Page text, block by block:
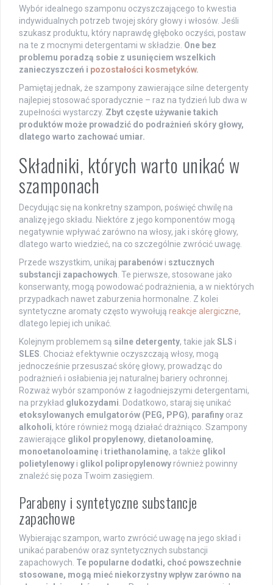
Wybór idealnego szamponu oczyszczającego to kwestia
indywidualnych potrzeb twojej skóry głowy i włosów. Jeśli
szukasz produktu, który naprawdę głęboko oczyści, postaw
na te z mocnymi detergentami w składzie. One bez
problemu poradzą sobie z usunięciem wszelkich
zanieczyszczeń i pozostałości kosmetyków.
Pamiętaj jednak, że szampony zawierające silne detergenty
najlepiej stosować sporadycznie – raz na tydzień lub dwa w
zupełności wystarczy. Zbyt częste używanie takich
produktów może prowadzić do podrażnień skóry głowy,
dlatego warto zachować umiar.
Składniki, których warto unikać w
szamponach
Decydując się na konkretny szampon, poświęć chwilę na
analizę jego składu. Niektóre z jego komponentów mogą
negatywnie wpływać zarówno na włosy, jak i skórę głowy,
dlatego warto wiedzieć, na co szczególnie zwrócić uwagę.
Przede wszystkim, unikaj parabenów i sztucznych
substancji zapachowych . Te pierwsze, stosowane jako
konserwanty, mogą powodować podrażnienia, a w niektórych
przypadkach nawet zaburzenia hormonalne. Z kolei
syntetyczne aromaty często wywołują reakcje alergiczne,
dlatego lepiej ich unikać.
Kolejnym problemem są silne detergenty, takie jak SLS i
SLES . Chociaż efektywnie oczyszczają włosy, mogą
jednocześnie przesuszać skórę głowy, prowadząc do
podrażnień i osłabienia jej naturalnej bariery ochronnej.
Rozważ wybór szamponów z łagodniejszymi detergentami,
na przykład glukozydami . Dodatkowo, staraj się unikać
etoksylowanych emulgatorów (PEG, PPG), parafiny oraz
alkoholi, które również mogą działać drażniąco. Szampony
zawierające glikol propylenowy, dietanoloaminę,
monoetanoloaminę i triethanolaminę, a także glikol
polietylenowy i glikol polipropylenowy również powinny
znaleźć się poza Twoim zasięgiem.
Parabeny i syntetyczne substancje
zapachowe
Wybierając szampon, warto zwrócić uwagę na jego skład i
unikać parabenów oraz syntetycznych substancji
zapachowych. Te popularne dodatki, choć powszechnie
stosowane, mogą mieć niekorzystny wpływ zarówno na